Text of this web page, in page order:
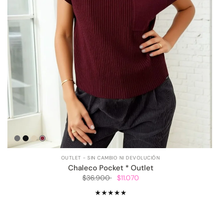
GrisNegro
BeigeBurdeo
OUTLET - SIN CAMBIO NI DEVOLUCIÓN
Chaleco Pocket * Outlet
$36.900 $11.070